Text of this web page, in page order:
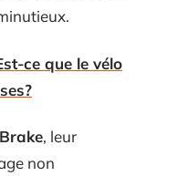
ce que le vélo
, leur
non